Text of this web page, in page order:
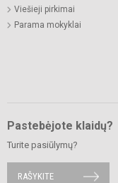
Viešieji pirkimai
Parama mokyklai
Pastebėjote klaidų?
Turite pasiūlymų?
RAŠYKITE